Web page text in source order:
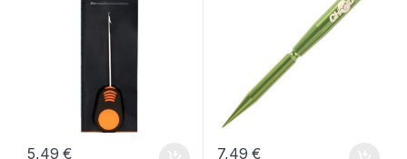
5,49€ 7,49€